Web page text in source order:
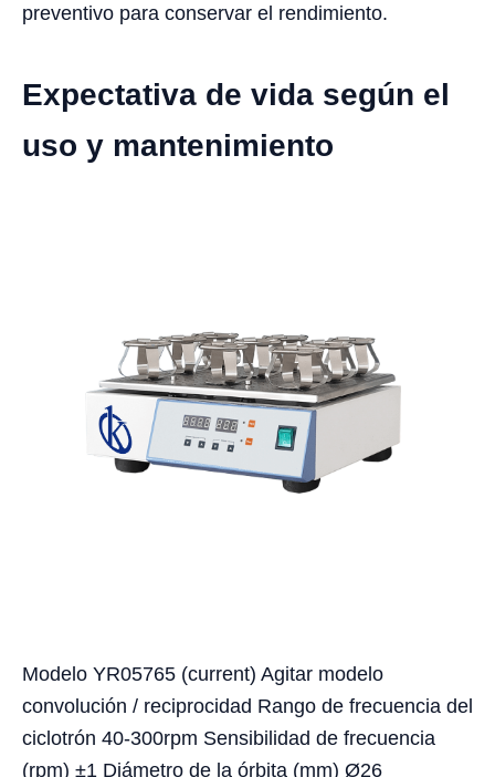
preventivo para conservar el rendimiento.
Expectativa de vida según el
uso y mantenimiento
Modelo YR05765 (current) Agitar modelo
convolución / reciprocidad Rango de frecuencia del
ciclotrón 40-300rpm Sensibilidad de frecuencia
(rpm) ±1 Diámetro de la órbita (mm) Ø26